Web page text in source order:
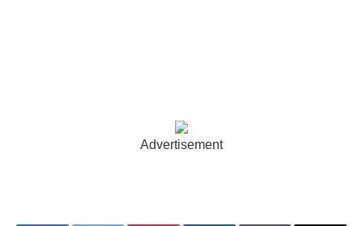
Advertisement